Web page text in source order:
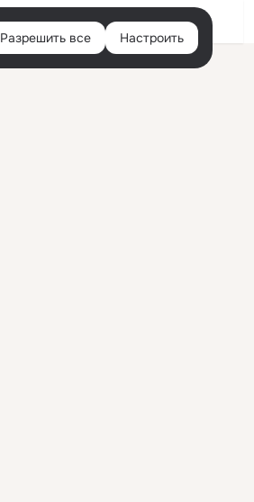
Войти
Разрешить все Настроить